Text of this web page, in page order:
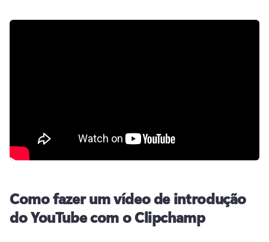
Como fazer um vídeo de introdução
do YouTube com o Clipchamp